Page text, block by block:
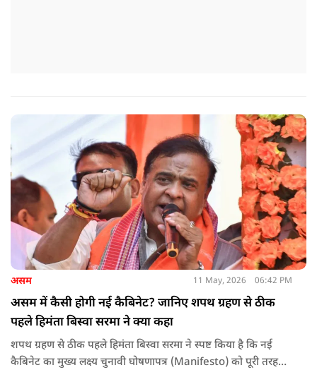
असम 11 May, 2026 06:42 PM
असम में कैसी होगी नई कैबिनेट? जानिए शपथ ग्रहण से ठीक
पहले हिमंता बिस्वा सरमा ने क्या कहा
शपथ ग्रहण से ठीक पहले हिमंता बिस्वा सरमा ने स्पष्ट किया है कि नई
कैबिनेट का मुख्य लक्ष्य चुनावी घोषणापत्र (Manifesto) को पूरी तरह